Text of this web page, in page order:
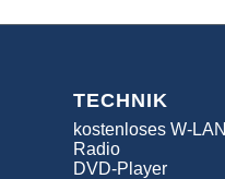
TECHNIK
kostenloses W-LAN
Radio
DVD-Player